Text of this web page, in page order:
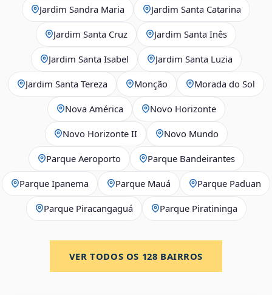
Jardim Sandra Maria Jardim Santa Catarina
Jardim Santa Cruz Jardim Santa Inês
Jardim Santa Isabel Jardim Santa Luzia
Jardim Santa Tereza Monção Morada do Sol
Nova América Novo Horizonte
Novo Horizonte II Novo Mundo
Parque Aeroporto Parque Bandeirantes
Parque Ipanema Parque Mauá Parque Paduan
Parque Piracangaguá Parque Piratininga
VER TODOS OS 128 BAIRROS